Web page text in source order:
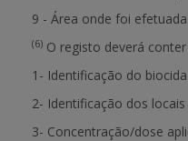
9 - Área onde foi
(6) O registo deverá
1- Identificação do
2- Identificação dos
3- Concentração/dose